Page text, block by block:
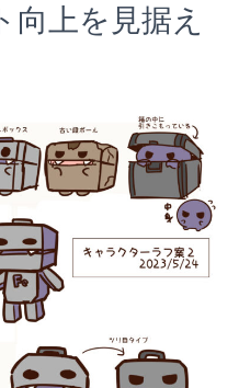
上を見据え